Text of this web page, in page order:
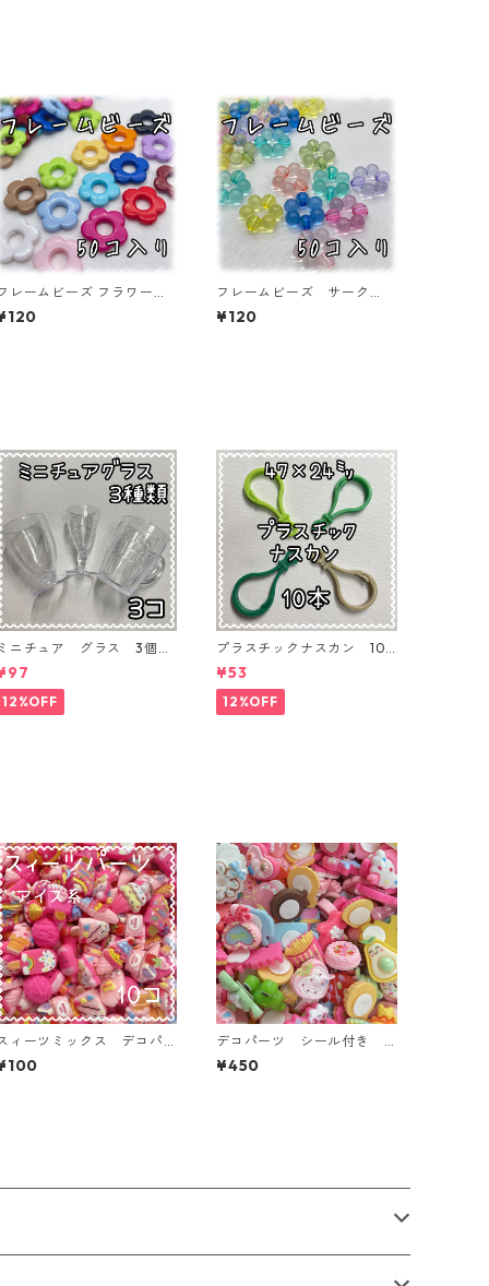
レームビーズ フラワー
ックス 50個入り【AB‐
FU15】
フレームビーズ サーク
ル ミックス 50個入り
【AB‐FU03】
¥120
ミニチュア グラス 3個入
【MNT-GLS-3P-01】
12%OFF
プラスチックナスカン 10
本入り【PK-10】
¥53
12%OFF
ィーツミックス デコパ
ツ アイス系 10個入
り 貼り付けパーツ【DP-S
デコパーツ シール付き 5
0個入り 貼り付けパーツ
【DP-stype-50ｐ】
¥450